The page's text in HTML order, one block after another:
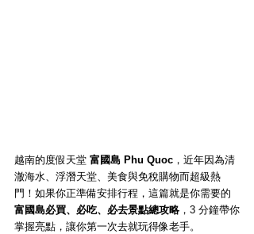
越南的度假天堂 富國島 Phu Quoc ，近年因為清
澈海水、浮潛天堂、美食與免稅購物而超級熱
門！如果你正準備安排行程，這篇就是你需要的
富國島必買、必吃、必去景點總攻略 ，3 分鐘帶你
掌握亮點，讓你第一次去就玩得像老手。